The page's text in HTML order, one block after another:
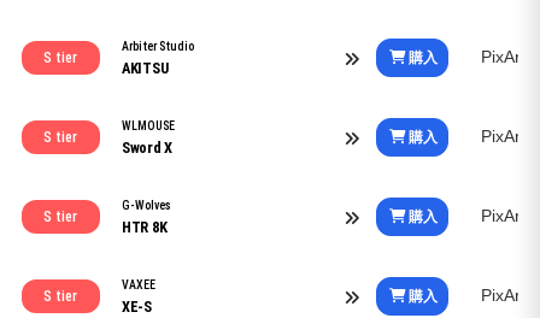
S tier
Arbiter Studio
AKITSU
購入 PixArt
S tier
WLMOUSE
Sword X
購入 PixArt
S tier
G-Wolves
HTR 8K
購入 PixArt
S tier
VAXEE
XE-S
購入 PixArt